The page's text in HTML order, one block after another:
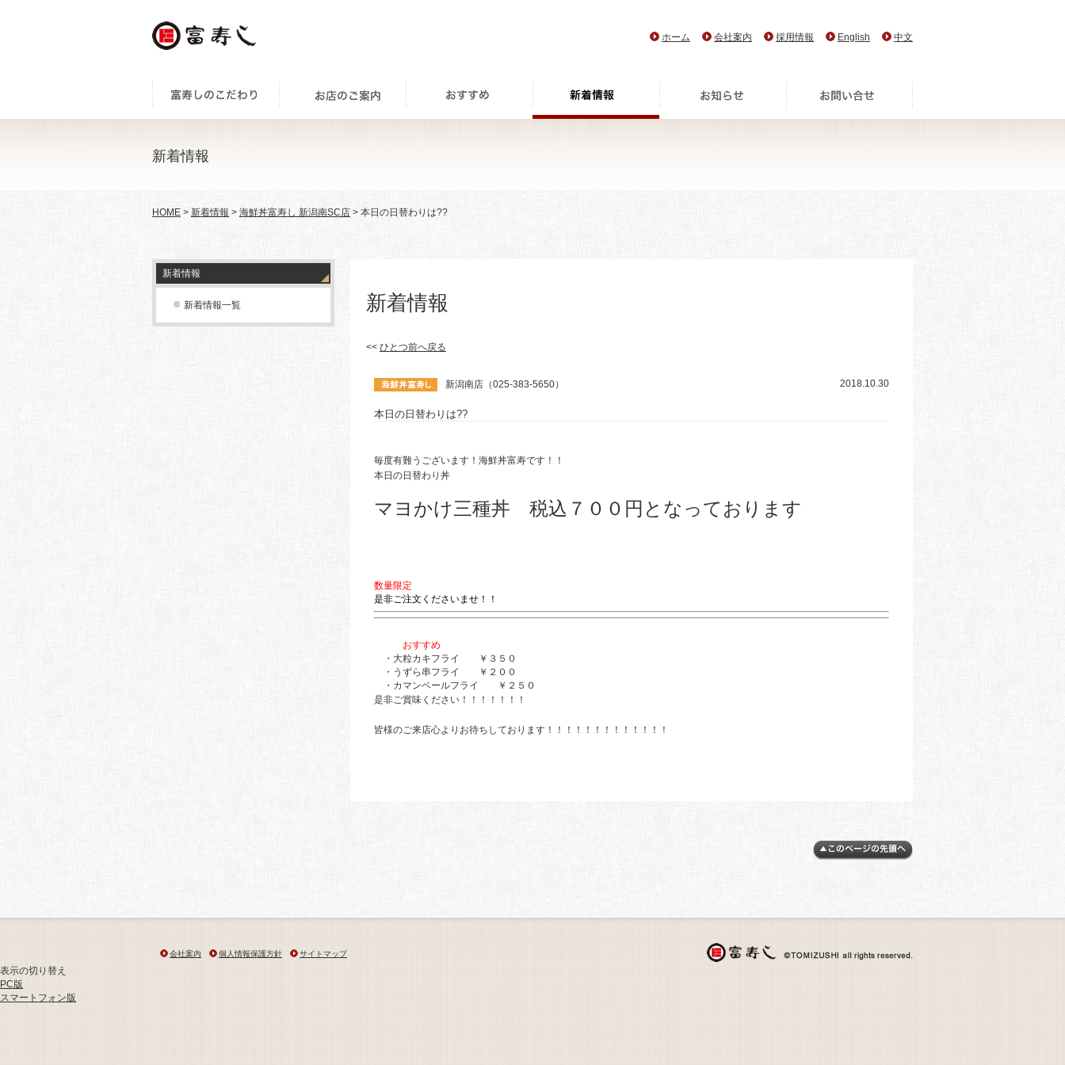
ホーム 会社案内 採用情報 English 中文
新着情報
HOME > 新着情報 > 海鮮丼富寿し 新潟南SC店 > 本日の日替わりは??
新着情報
新着情報一覧 新着情報
<< ひとつ前へ戻る
新潟南店（025-383-5650） 2018.10.30
本日の日替わりは??
毎度有難うございます！海鮮丼富寿です！！
本日の日替わり丼
マヨかけ三種丼 税込７００円となっております
数量限定
是非ご注文くださいませ！！
おすすめ
・大粒カキフライ ￥３５０
・うずら串フライ ￥２００
・カマンベールフライ ￥２５０
是非ご賞味ください！！！！！！！
皆様のご来店心よりお待ちしております！！！！！！！！！！！！！
会社案内 個人情報保護方針 サイトマップ
表示の切り替え
PC版
スマートフォン版